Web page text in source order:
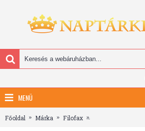
MENÜ
Főoldal Márka Filofax